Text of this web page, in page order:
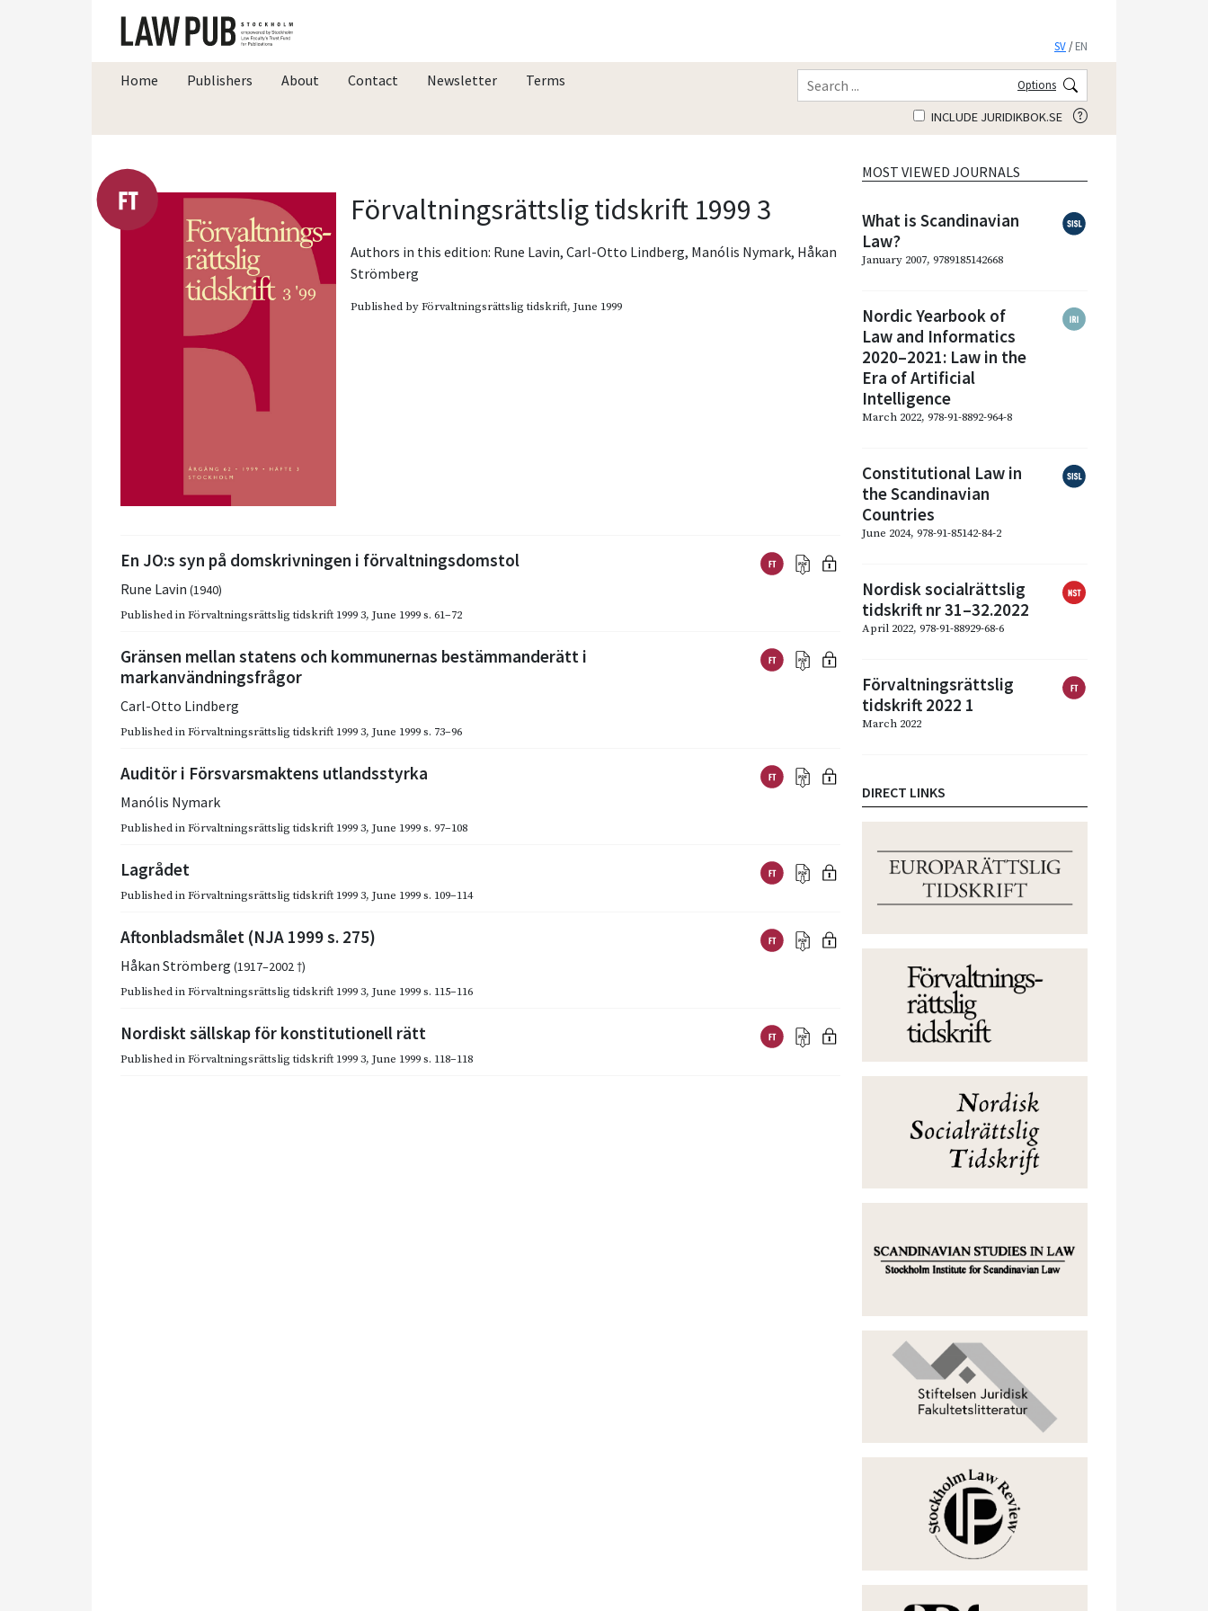
SV /EN
Home Publishers About Contact Newsletter Terms Options
INCLUDE JURIDIKBOK.SE
Förvaltningsrättslig tidskrift 1999 3
Authors in this edition: Rune Lavin,Carl-Otto Lindberg, Manólis Nymark, Håkan
Strömberg
Published byFörvaltningsrättslig tidskrift, June 1999
En JO:s syn på domskrivningen i förvaltningsdomstol
Rune Lavin (1940)
Published inFörvaltningsrättslig tidskrift 1999 3, June 1999s. 61–72
Gränsen mellan statens och kommunernas bestämmanderätt i
markanvändningsfrågor
Carl-Otto Lindberg
Published inFörvaltningsrättslig tidskrift 1999 3, June 1999s. 73–96
Auditör i Försvarsmaktens utlandsstyrka
Manólis Nymark
Published inFörvaltningsrättslig tidskrift 1999 3, June 1999s. 97–108
Lagrådet
Published inFörvaltningsrättslig tidskrift 1999 3, June 1999s. 109–114
Aftonbladsmålet (NJA 1999 s. 275)
Håkan Strömberg (1917–2002 †)
Published inFörvaltningsrättslig tidskrift 1999 3, June 1999s. 115–116
Nordiskt sällskap för konstitutionell rätt
Published inFörvaltningsrättslig tidskrift 1999 3, June 1999s. 118–118
MOST VIEWED JOURNALS
What is Scandinavian
Law?
January 2007, 9789185142668
Nordic Yearbook of
Law and Informatics
2020–2021: Law in the
Era of Artificial
Intelligence
March 2022, 978-91-8892-964-8
Constitutional Law in
the Scandinavian
Countries
June 2024, 978-91-85142-84-2
Nordisk socialrättslig
tidskrift nr 31–32.2022
April 2022, 978-91-88929-68-6
Förvaltningsrättslig
tidskrift 2022 1
March 2022
DIRECT LINKS